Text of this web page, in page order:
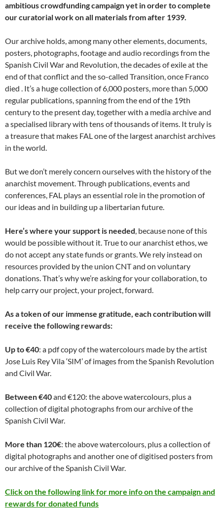
ambitious crowdfunding campaign yet in order to complete
our curatorial work on all materials from after 1939.
Our archive holds, among many other elements, documents,
posters, photographs, footage and audio recordings from the
Spanish Civil War and Revolution, the decades of exile at the
end of that conflict and the so-called Transition, once Franco
died . It’s a huge collection of 6,000 posters, more than 5,000
regular publications, spanning from the end of the 19th
century to the present day, together with a media archive and
a specialised library with tens of thousands of items. It truly is
a treasure that makes FAL one of the largest anarchist archives
in the world.
But we don’t merely concern ourselves with the history of the
anarchist movement. Through publications, events and
conferences, FAL plays an essential role in the promotion of
our ideas and in building up a libertarian future.
Here’s where your support is needed, because none of this
would be possible without it. True to our anarchist ethos, we
do not accept any state funds or grants. We rely instead on
resources provided by the union CNT and on voluntary
donations. That’s why we’re asking for your collaboration, to
help carry our project, your project, forward.
As a token of our immense gratitude, each contribution will
receive the following rewards:
Up to €40: a pdf copy of the watercolours made by the artist
Jose Luis Rey Vila ‘SIM’ of images from the Spanish Revolution
and Civil War.
Between €40and €120: the above watercolours, plus a
collection of digital photographs from our archive of the
Spanish Civil War.
More than 120€: the above watercolours, plus a collection of
digital photographs and another one of digitised posters from
our archive of the Spanish Civil War.
Click on the following link for more info on the campaign and
rewards for donated funds